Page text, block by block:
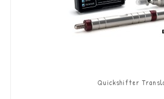
Quickshifter